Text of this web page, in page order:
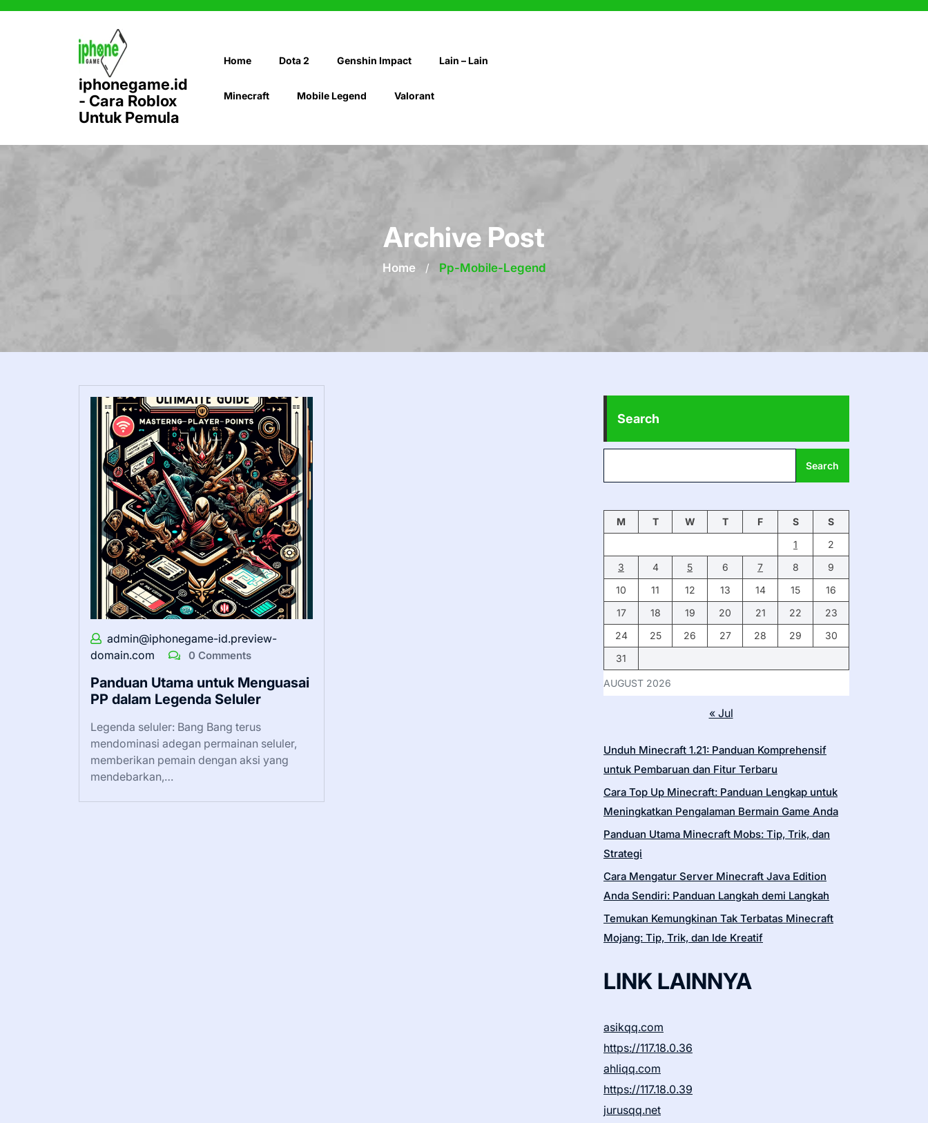
Skip
iphonegame.id
- Cara Roblox
Untuk Pemula
Home Dota 2 Genshin Impact Lain – Lain
Minecraft Mobile Legend Valorant
Archive Post
Home / Pp-Mobile-Legend
admin@iphonegame-id.preview-
domain.com
0 Comments
Panduan Utama untuk Menguasai
PP dalam Legenda Seluler
Legenda seluler: Bang Bang terus
mendominasi adegan permainan seluler,
memberikan pemain dengan aksi yang
mendebarkan,…
Search
Search
AUGUST 2026
M T W T F S
S
1
2
3
4 5 6 7 8
9
10
11 12 13 14 15
16
17
18 19 20 21 22
23
24
25 26 27 28 29
30
31
« Jul
Unduh Minecraft 1.21: Panduan Komprehensif
untuk Pembaruan dan Fitur Terbaru
Cara Top Up Minecraft: Panduan Lengkap untuk
Meningkatkan Pengalaman Bermain Game Anda
Panduan Utama Minecraft Mobs: Tip, Trik, dan
Strategi
Cara Mengatur Server Minecraft Java Edition
Anda Sendiri: Panduan Langkah demi Langkah
Temukan Kemungkinan Tak Terbatas Minecraft
Mojang: Tip, Trik, dan Ide Kreatif
LINK LAINNYA
asikqq.com
https://117.18.0.36
ahliqq.com
https://117.18.0.39
jurusqq.net